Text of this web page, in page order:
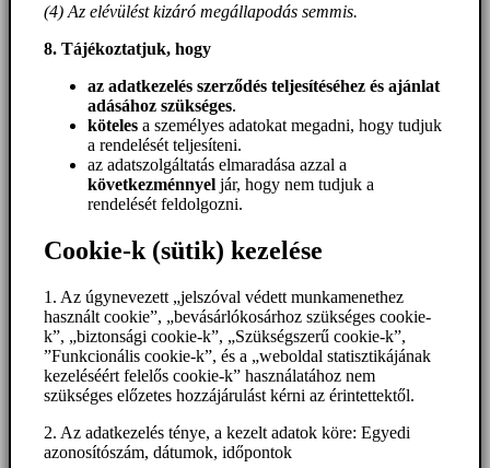
(4) Az elévülést kizáró megállapodás semmis.
8. Tájékoztatjuk, hogy
az adatkezelés szerződés teljesítéséhez és ajánlat
adásához szükséges.
köteles a személyes adatokat megadni, hogy tudjuk
a rendelését teljesíteni.
az adatszolgáltatás elmaradása azzal a
következménnyel jár, hogy nem tudjuk a
rendelését feldolgozni.
Cookie-k (sütik) kezelése
1. Az úgynevezett „jelszóval védett munkamenethez
használt cookie”, „bevásárlókosárhoz szükséges cookie-
k”, „biztonsági cookie-k”, „Szükségszerű cookie-k”,
”Funkcionális cookie-k”, és a „weboldal statisztikájának
kezeléséért felelős cookie-k” használatához nem
szükséges előzetes hozzájárulást kérni az érintettektől.
2. Az adatkezelés ténye, a kezelt adatok köre: Egyedi
azonosítószám, dátumok, időpontok